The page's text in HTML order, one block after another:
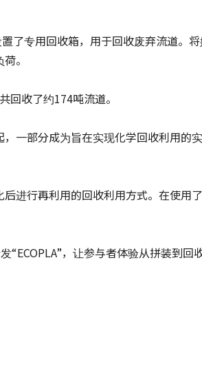
了专用回收箱，用于回收废弃流道。
。
回收了约174吨流道。
一部分成为旨在实现化学回收利用的
进行再利用的回收利用方式。在使用
“ECOPLA”，让参与者体验从拼装到